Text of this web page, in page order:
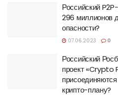
Российский
296 миллионов
опасности?
07.06.2023 0
Российский
проект «Crypto
крипто-плану?